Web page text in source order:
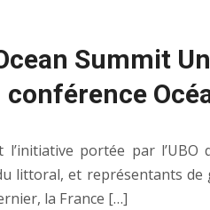
Summit
conférence
l’initiative portée par
littoral, et représentants
la France […]